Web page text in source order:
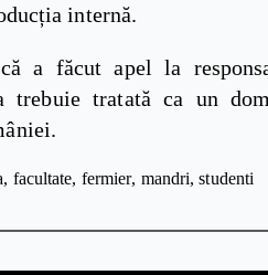
internă.
a făcut apel la
trebuie tratată ca un
facultate fermier mandri studenti